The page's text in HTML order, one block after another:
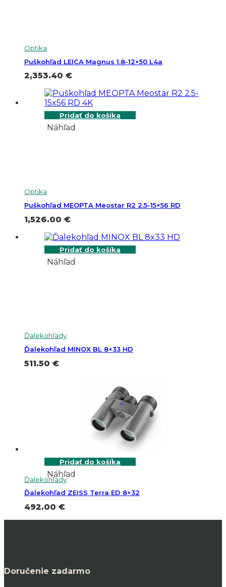
Optika
Puškohľad LEICA Magnus 1.8-12×50 L4a
2,353.40 €
Pridať do košíka
Náhľad
Optika
Puškohľad MEOPTA Meostar R2 2.5-15×56 RD
1,526.00 €
Pridať do košíka
Náhľad
Ďalekohľady
Ďalekohľad MINOX BL 8×33 HD
511.50 €
Pridať do košíka
Náhľad
Ďalekohľady
Ďalekohľad ZEISS Terra ED 8×32
492.00 €
Doručenie zadarmo